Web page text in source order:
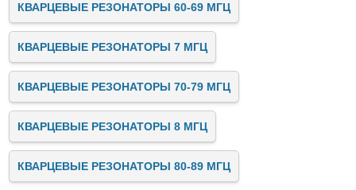
КВАРЦЕВЫЕ РЕЗОНАТОРЫ 60-69 МГЦ
КВАРЦЕВЫЕ РЕЗОНАТОРЫ 7 МГЦ
КВАРЦЕВЫЕ РЕЗОНАТОРЫ 70-79 МГЦ
КВАРЦЕВЫЕ РЕЗОНАТОРЫ 8 МГЦ
КВАРЦЕВЫЕ РЕЗОНАТОРЫ 80-89 МГЦ